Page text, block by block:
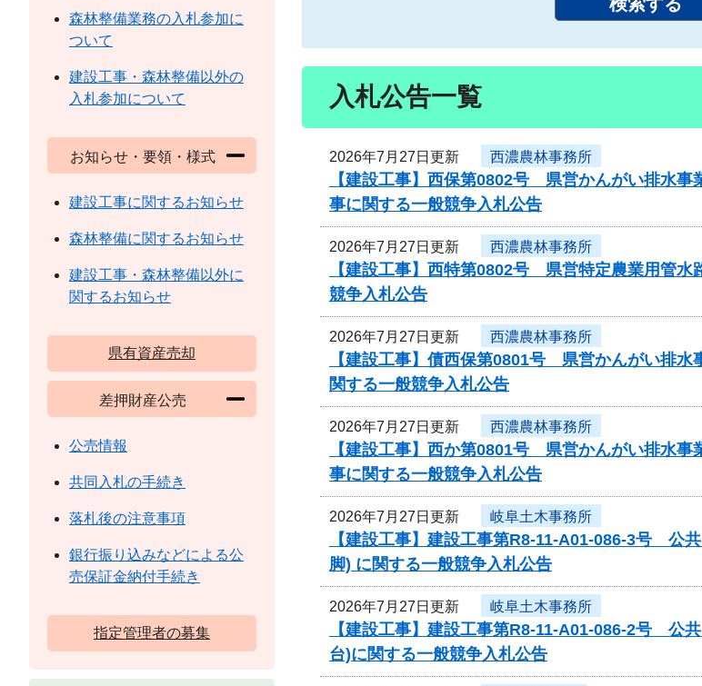
入札公告一覧
2026年7月27日更新 西濃農林事務所
【建設工事】西保第0802号 県営かんがい排水
事に関する一般競争入札公告
2026年7月27日更新 西濃農林事務所
【建設工事】西特第0802号 県営特定農業用管
競争入札公告
2026年7月27日更新 西濃農林事務所
【建設工事】債西保第0801号 県営かんがい排
関する一般競争入札公告
2026年7月27日更新 西濃農林事務所
【建設工事】西か第0801号 県営かんがい排水
事に関する一般競争入札公告
2026年7月27日更新 岐阜土木事務所
【建設工事】建設工事第R8-11-A01-086-3号 公
脚) に関する一般競争入札公告
2026年7月27日更新 岐阜土木事務所
【建設工事】建設工事第R8-11-A01-086-2号
台)に関する一般競争入札公告
森林整備業務の入札参加に
ついて
建設工事・森林整備以外の
入札参加について
お知らせ・要領・様式
建設工事に関するお知らせ
森林整備に関するお知らせ
建設工事・森林整備以外に
関するお知らせ
県有資産売却
差押財産公売
公売情報
共同入札の手続き
落札後の注意事項
銀行振り込みなどによる公
売保証金納付手続き
指定管理者の募集